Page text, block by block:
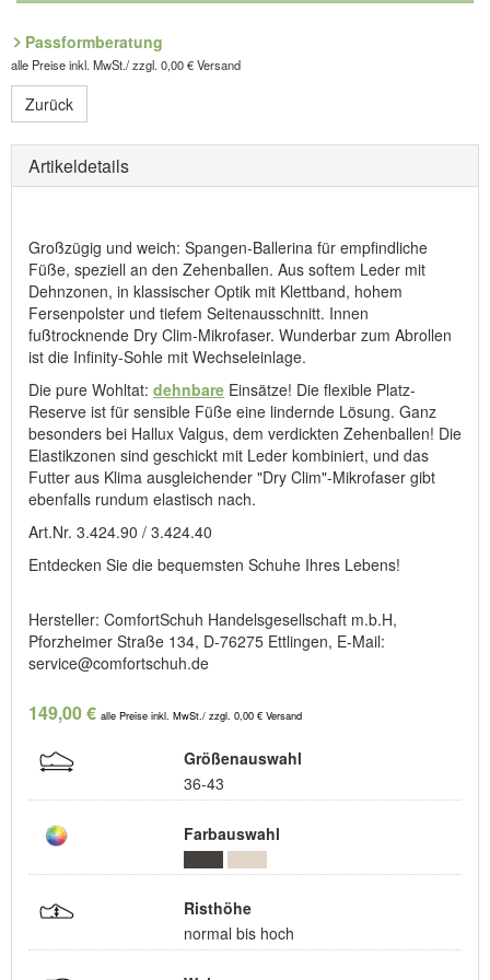
Passformberatung
alle Preise inkl. MwSt./ zzgl. 0,00 € Versand
Zurück
Artikeldetails
Großzügig und weich: Spangen-Ballerina für empfindliche
Füße, speziell an den Zehenballen. Aus softem Leder mit
Dehnzonen, in klassischer Optik mit Klettband, hohem
Fersenpolster und tiefem Seitenausschnitt. Innen
fußtrocknende Dry Clim-Mikrofaser. Wunderbar zum Abrollen
ist die Infinity-Sohle mit Wechseleinlage.
Die pure Wohltat: dehnbare Einsätze! Die flexible Platz-
Reserve ist für sensible Füße eine lindernde Lösung. Ganz
besonders bei Hallux Valgus, dem verdickten Zehenballen! Die
Elastikzonen sind geschickt mit Leder kombiniert, und das
Futter aus Klima ausgleichender "Dry Clim"-Mikrofaser gibt
ebenfalls rundum elastisch nach.
Art.Nr. 3.424.90 / 3.424.40
Entdecken Sie die bequemsten Schuhe Ihres Lebens!
Hersteller: ComfortSchuh Handelsgesellschaft m.b.H,
Pforzheimer Straße 134, D-76275 Ettlingen, E-Mail:
service@comfortschuh.de
149,00 € alle Preise inkl. MwSt./ zzgl. 0,00 € Versand
Größenauswahl
36-43
Farbauswahl
Risthöhe
normal bis hoch